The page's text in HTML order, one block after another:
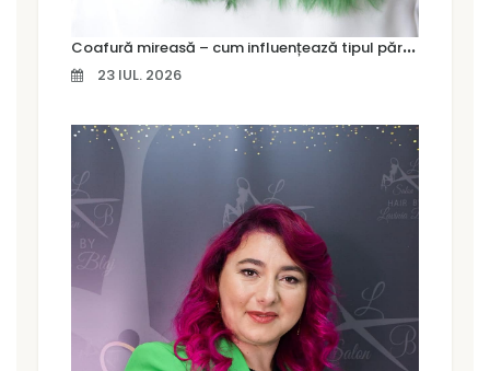
C
oafură mireasă – cum influențează tipul părului alegerea coafurii
23 IUL. 2026